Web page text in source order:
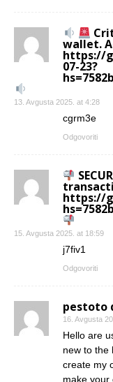
wallet.
https://
07-23?
13. Avgusta 2025. at 4:28
cgrm3e
Odgovoriti
https://
15. Avgusta 2025. at 18:59
j7fiv1
Odgovoriti
pestoto
16. Avgusta
Hello are
new to the
create my
make your